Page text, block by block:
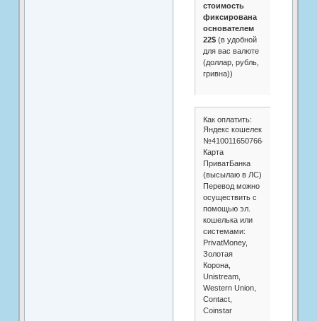
стоимость
фиксирована
основателем
22$ (в удобной
для вас валюте
(доллар, рубль,
гривна))
Как оплатить:
Яндекс кошелек
№410011650766453
Карта
ПриватБанка
(высылаю в ЛС)
Перевод можно
осуществить с
помощью эл.
кошелька или
системами:
PrivatMoney,
Золотая
Корона,
Unistream,
Western Union,
Contact,
Coinstar